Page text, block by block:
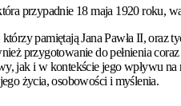
przypadnie 18 maja 1920 roku,
pamiętają Jana Pawła II,
przygotowanie do pełnienia
jak i w kontekście jego wpływu
życia, osobowości i myślenia.